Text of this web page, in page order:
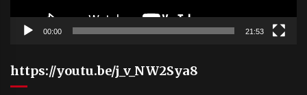
00:00 21:53
https://youtu.be/j_v_NW2Sya8